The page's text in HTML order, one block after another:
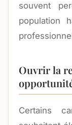
souvent
population
Ouvrir la
Certains